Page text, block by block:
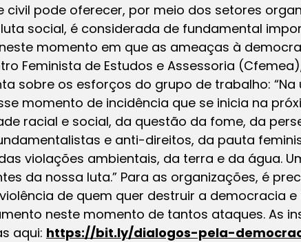
pode oferecer, por meio dos setores
social, é considerada de fundamental
momento em que as ameaças à
Feminista de Estudos e Assessoria
sobre os esforços do grupo de trabalho: “Na
momento de incidência que se inicia na
racial e social, da questão da fome, da
e anti-direitos, da pauta
violações ambientais, da terra e da água.
da nossa luta.” Para as organizações, é
de quem quer destruir a democracia
neste momento de tantos ataques. As
aqui: https://bit.ly/dialogos-pela-